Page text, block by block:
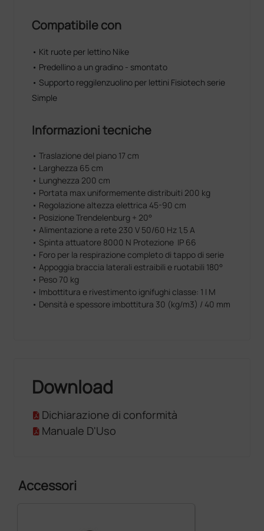
Compatibile con
• Kit ruote per lettino Nike
• Predellino a un gradino - smontato
• Supporto reggilenzuolino per lettini Fisiotech serie
Simple
Informazioni tecniche
• Traslazione del piano 17 cm
• Larghezza 65 cm
• Lunghezza 200 cm
• Portata max uniformemente distribuiti 200 kg
• Regolazione altezza elettrica 45-90 cm
• Posizione Trendelenburg + 20°
• Alimentazione a rete 230 V 50/60 Hz 1,5 A
• Spinta attuatore 8000 N Protezione IP 66
• Foro per la respirazione completo di tappo di serie
• Appoggia braccia laterali estraibili e ruotabili 180°
• Peso 70 kg
• Imbottitura e rivestimento ignifughi classe: 1 I M
• Densità e spessore imbottitura 30 (kg/m3) / 40 mm
Download
Dichiarazione di conformità
Manuale D'Uso
Accessori